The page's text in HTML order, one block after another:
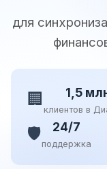
для
🏢 1,5
клиентов в
🛡️ 24/7
поддержка